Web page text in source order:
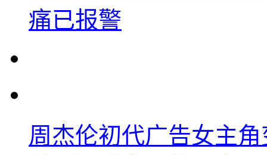
痛已报警
周杰伦初代广告女主